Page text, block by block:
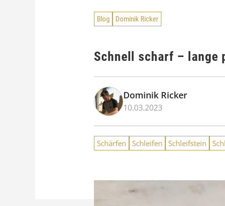
Blog Dominik Ricker
Schnell scharf – lange
Dominik Ricker
10.03.2023
Schärfen Schleifen Schleifstein